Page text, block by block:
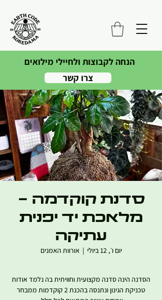
הנחה לקבוצות ולחיילי מילואים
צרו קשר
סדנת קוקדמה -
מלאכת יד יפנית
עתיקה
יום ו׳, 12 ביולי
  |
אורוות האמנים
הסדנה הינה סדנה מקצועית וחוויתית בה נלמד אודות
טכניקת הגינון ונתנסה בהכנת 2 קוקדמות ממבחר